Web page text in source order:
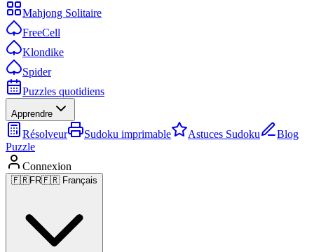
Mahjong Solitaire
FreeCell
Klondike
Spider
Puzzles quotidiens
Apprendre
Résolveur Sudoku imprimable Astuces Sudoku
Blog
Puzzle
Connexion
🇫🇷FR🇫🇷 Français